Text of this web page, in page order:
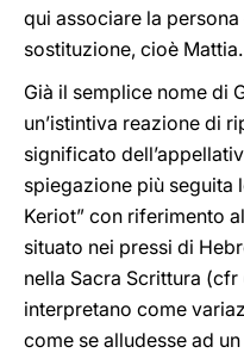
qui associare la
sostituzione, cioè Mattia.
Già il semplice nome di
un’istintiva reazione di
significato
spiegazione più seguita
Keriot” con riferimento
situato nei pressi di
nella Sacra Scrittura (cfr
interpretano come
come se alludesse ad